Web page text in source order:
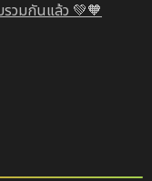
รวมกันแล้ว 💚🧡